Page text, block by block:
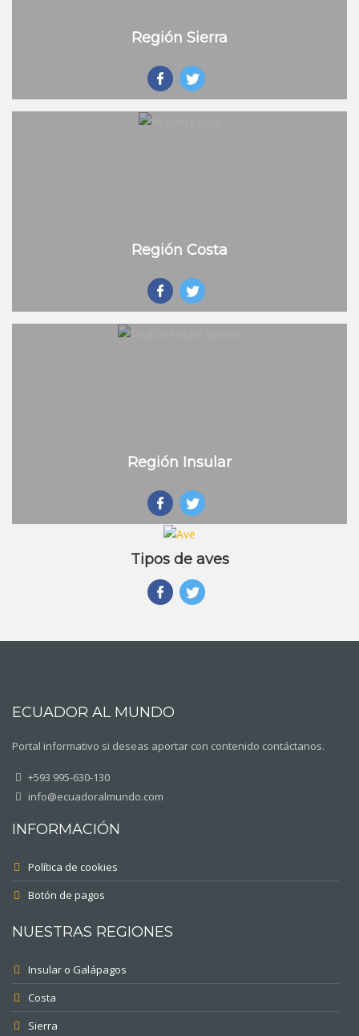
Región Sierra
Región Costa
Región Insular
Tipos de aves
ECUADOR AL MUNDO
Portal informativo si deseas aportar con contenido contáctanos.
+593 995-630-130
info@ecuadoralmundo.com
INFORMACIÓN
Política de cookies
Botón de pagos
NUESTRAS REGIONES
Insular o Galápagos
Costa
Sierra